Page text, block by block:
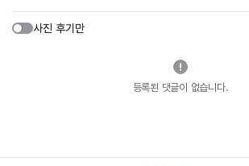
사진 후기만
등록된 댓글이 없습니다.